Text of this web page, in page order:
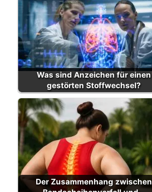
Was sind Anzeichen für einen
gestörten Stoffwechsel?
Der Zusammenhang zwischen